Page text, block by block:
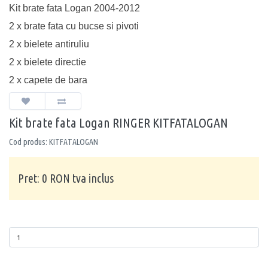
Kit brate fata Logan 2004-2012
2 x brate fata cu bucse si pivoti
2 x bielete antiruliu
2 x bielete directie
2 x capete de bara
Kit brate fata Logan RINGER KITFATALOGAN
Cod produs: KITFATALOGAN
Pret: 0 RON tva inclus